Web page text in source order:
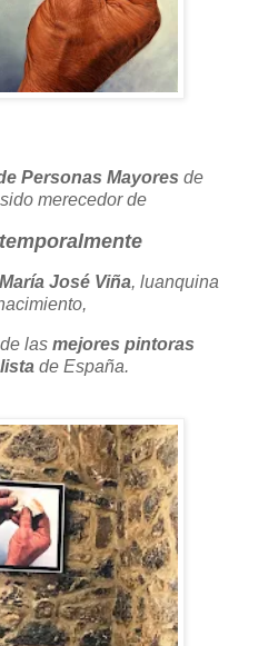
Personas Mayores de
merecedor de
María José Viña, luanquina
las mejores pintoras
de España.